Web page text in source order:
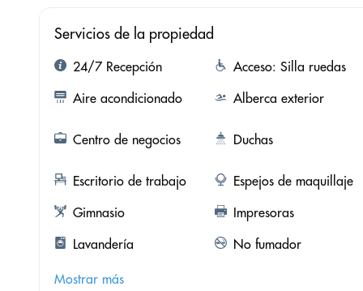
Servicios de la propiedad
24/7 Recepción
Acceso: Silla ruedas
Aire acondicionado
Alberca exterior
Centro de negocios Duchas
Escritorio de trabajo
Espejos de maquillaje
Gimnasio
Impresoras
Lavandería
No fumador
Mostrar más